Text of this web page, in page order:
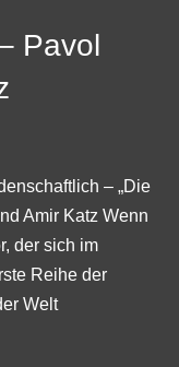
Pavol
– „Die
Amir Katz Wenn
der sich im
Reihe der
Welt